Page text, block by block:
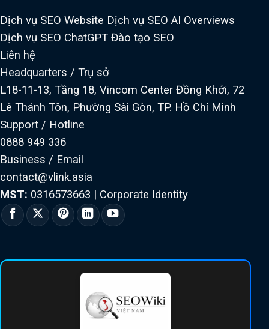
Dịch vụ SEO Website Dịch vụ SEO AI Overviews
Dịch vụ SEO ChatGPT Đào tạo SEO
Liên hệ
Headquarters / Trụ sở
L18-11-13, Tầng 18, Vincom Center Đồng Khởi, 72
Lê Thánh Tôn, Phường Sài Gòn, TP. Hồ Chí Minh
Support / Hotline
0888 949 336
Business / Email
contact@vlink.asia
MST: 0316573663 | Corporate Identity